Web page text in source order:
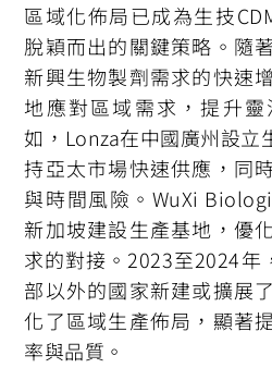
區域化佈局已成為生技
脫穎而出的關鍵策略。隨
新興生物製劑需求的快速
地應對區域需求，提升
如，Lonza在中國廣州設立
持亞太市場快速供應，同
與時間風險。WuXi
新加坡建設生產基地，優
求的對接。2023至2024年
部以外的國家新建或擴展
化了區域生產佈局，顯著
率與品質。